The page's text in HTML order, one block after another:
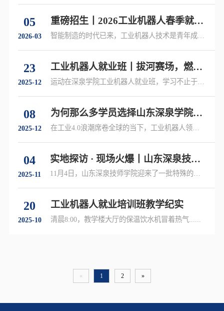
05
2026-03
重磅招生丨2026工业机器人春季就业
培训班，成就高薪未来！
智能制造的时代已来，工业机器人技术是青年成才
23
2025-12
工业机器人就业班丨拔河赛场，燃动
青春力量！
运动在深泉学院工业机器人就业班，学习不止于专
08
2025-12
为何那么多学员选择山东深泉学院学
习工业机器人
在工业4.0浪潮席卷全球的当下，工业机器人领域
04
2025-11
实地探访 · 现场火爆丨山东深泉技师
学院工业机器人就业培训班招生热潮
来袭！
11月4日，山东深泉技师学院迎来了一批特殊的客
20
2025-10
工业机器人就业培训班教学纪实
清晨8:00，教学楼大厅的保温饮水机冒着热气......
« 1 2 »